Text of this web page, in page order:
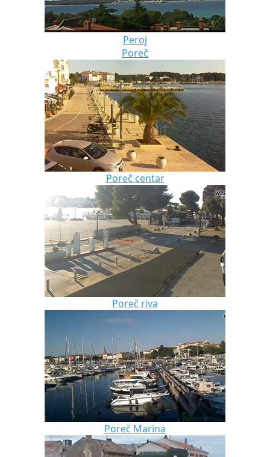
Peroj
Poreč
Poreč centar
Poreč riva
Poreč Marina